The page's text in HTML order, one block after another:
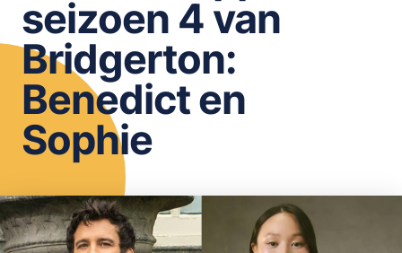
OPSLAAN
seizoen 4 van
Bridgerton:
Benedict en
Sophie